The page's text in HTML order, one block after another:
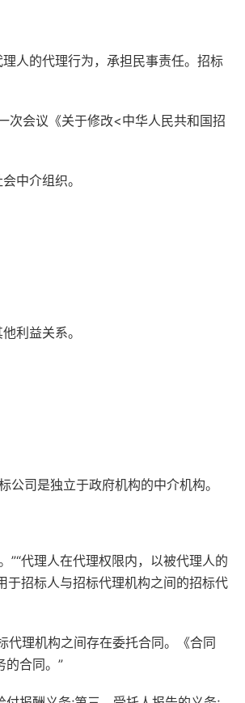
人的代理行为，承担民事责任。招标
会议《关于修改<中华人民共和国招
中介组织。
利益关系。
司是独立于政府机构的中介机构。
代理人在代理权限内，以被代理人的
于招标人与招标代理机构之间的招标代
理机构之间存在委托合同。《合同
的合同。”